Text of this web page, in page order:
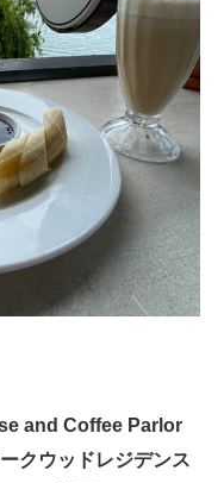
and Coffee Parlor
クウッドレジデンス